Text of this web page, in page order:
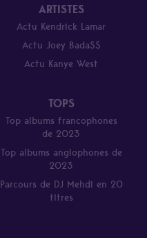
ARTISTES
Actu Kendrick Lamar
Actu Joey Bada$$
Actu Kanye West
TOPS
Top albums francophones
de 2023
Top albums anglophones de
2023
Parcours de DJ Mehdi en 20
titres